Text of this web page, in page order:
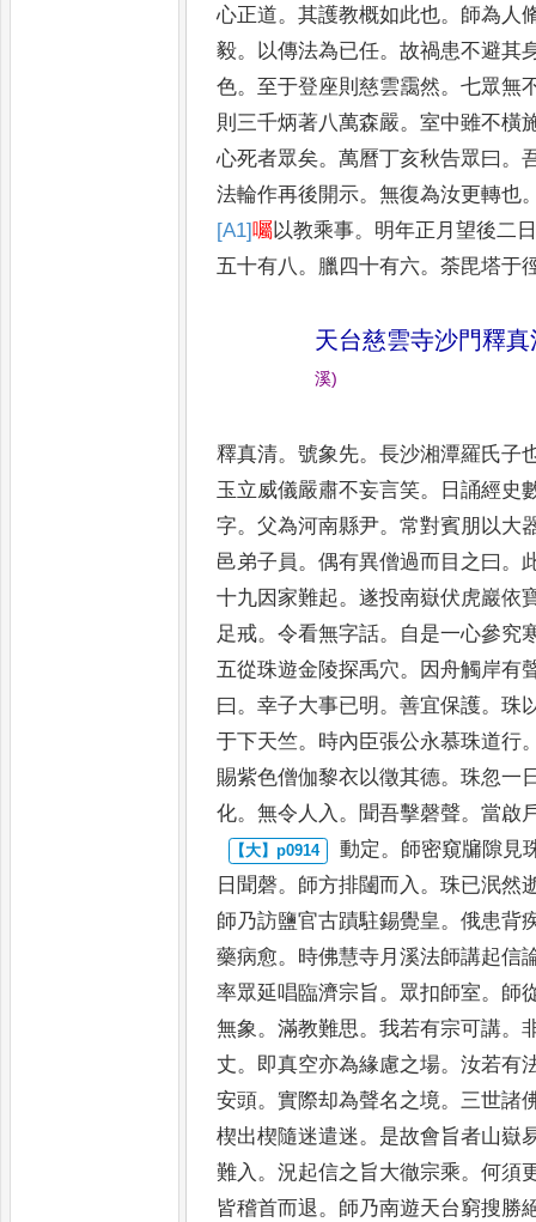
心正道。其護教概如此也。 師為人
毅。 以傳法為已任。故禍患不避其
色。至于登座則慈雲靄然。七眾無
則三千炳著八萬森嚴。室中雖不橫
心死者眾矣。萬曆丁亥秋告眾曰。
法輪作再後開示。無復為汝更轉也
[A1]囑以教乘事。 明年正月望後二
五十有八。 臘四十有六。荼毘塔于
天台慈雲寺沙門釋真
溪)
釋真清。號象先。長沙湘潭羅氏子
玉立威儀嚴肅不妄言笑。 日誦經史
字。父為河南縣尹。常對賓朋以大
邑弟子員。偶有異僧過而目之曰 。
十九因家難起。遂投南嶽伏虎巖依
足戒。令看無字話。 自是一心參究
五從珠遊金陵探禹穴。
因舟觸岸有
曰 。幸子大事已明。善宜保護。珠
于下天竺。 時內臣張公永慕珠道行
賜紫色僧伽黎衣以徵其德。珠忽一
化。無令人入 。 聞吾擊磬聲。當啟
動定。 師密窺牖隙見
日 聞磬。 師方排闥而入 。珠已泯然
師乃訪鹽官古蹟駐錫覺皇。俄患背
藥病愈。 時佛慧寺月溪法師講起信
率眾延唱臨濟宗旨。 眾扣師室。 師
無象。滿教難思。我若有宗可講。
丈。 即真空亦為緣慮之場。汝若有
安頭。實際却為聲名之境。三世諸
楔出楔隨迷遣迷。 是故會旨者山嶽
難入 。況起信之旨大徹宗乘。何須
皆稽首而退。 師乃南遊天台窮搜勝